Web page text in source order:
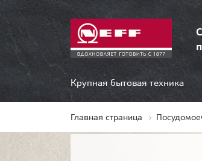
Крупная бытовая техника
Главная страница